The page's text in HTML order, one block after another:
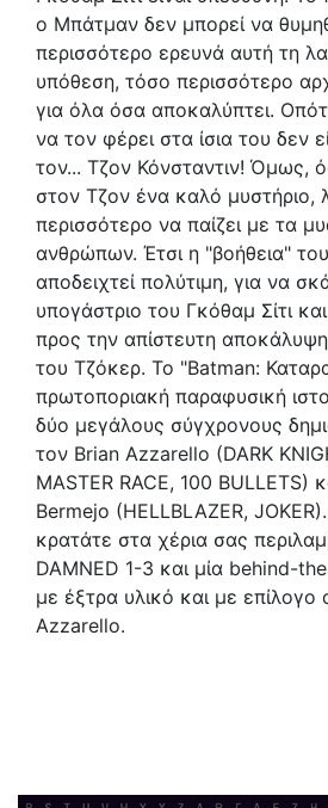
ο Μπάτμαν δεν μπορεί να
περισσότερο ερευνά αυτή τη
υπόθεση, τόσο περισσότερο
για όλα όσα αποκαλύπτει.
να τον φέρει στα ίσια του δεν
τον... Τζον Κόνσταντιν! Όμως,
στον Τζον ένα καλό μυστήριο,
περισσότερο να παίζει με τα
ανθρώπων. Έτσι η "βοήθεια"
αποδειχτεί πολύτιμη, για να
υπογάστριο του Γκόθαμ Σίτι
προς την απίστευτη
του Τζόκερ. Το "Batman:
πρωτοποριακή παραφυσική
δύο μεγάλους σύγχρονους
τον Brian Azzarello (DARK
MASTER RACE, 100 BULLETS)
Bermejo (HELLBLAZER,
κρατάτε στα χέρια σας
DAMNED 1-3 και μία behind-
με έξτρα υλικό και με
Azzarello.